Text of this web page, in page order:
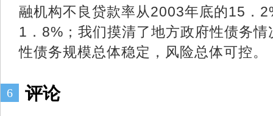
融机构不良贷款率从2003年底的15．
1．8%；我们摸清了地方政府性债务
性债务规模总体稳定，风险总体可控。
6 评论